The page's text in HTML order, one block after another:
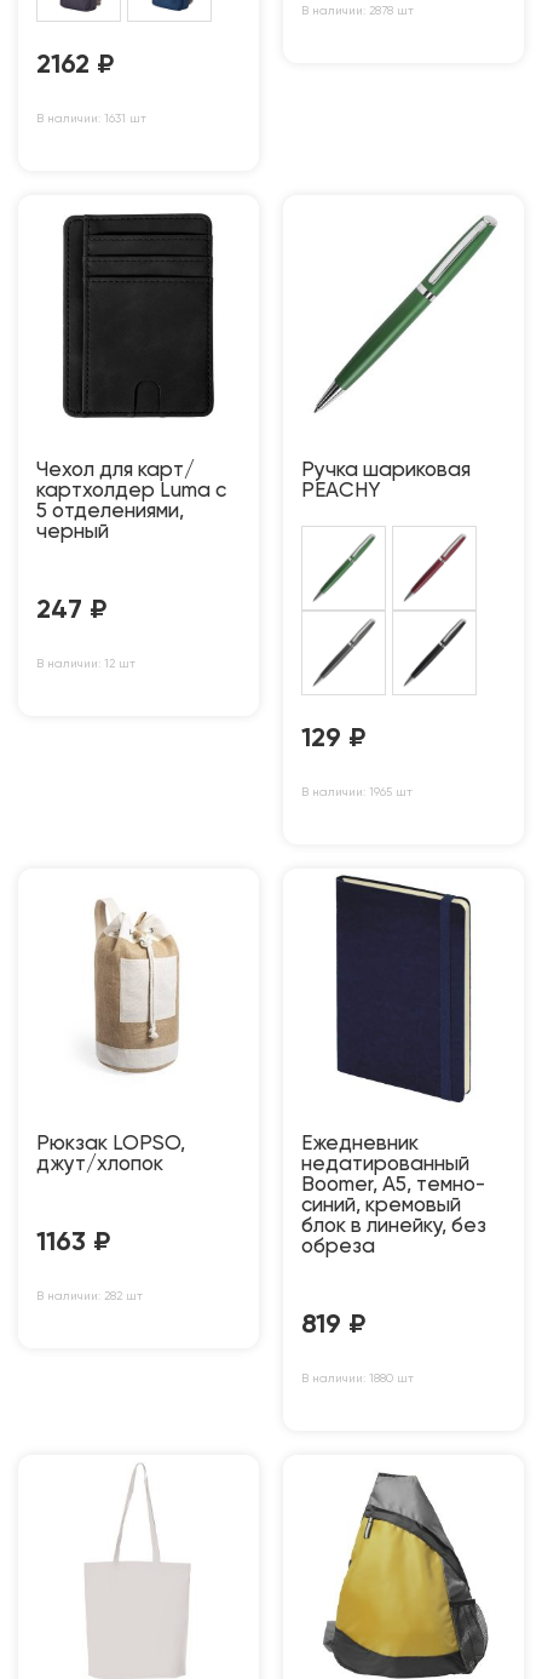
2162 ₽
В наличии: 1631 шт
В наличии: 2878 шт
Чехол для карт/
картхолдер Luma с
5 отделениями,
черный
247 ₽
В наличии: 12 шт
Ручка шариковая
PEACHY
129 ₽
В наличии: 1965 шт
Рюкзак LOPSO,
джут/хлопок
1163 ₽
В наличии: 282 шт
Ежедневник
недатированный
Boomer, А5, темно-
синий, кремовый
блок в линейку, без
обреза
819 ₽
В наличии: 1880 шт